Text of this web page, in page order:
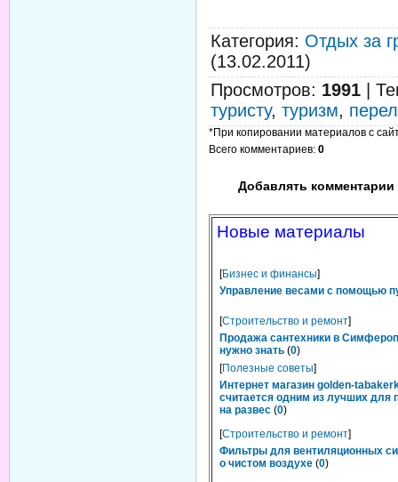
Категория: Отдых за
(13.02.2011)
Просмотров: 1991
туристу, туризм,
*При копировании материалов с
Всего комментариев: 0
Добавлять комментарии
Новые материалы
[Бизнес и финансы]
Управление весами с помощью
[Строительство и ремонт]
Продажа сантехники в
нужно знать (0)
[Полезные советы]
Интернет магазин golden-
считается одним из лучших для
на развес (0)
[Строительство и ремонт]
Фильтры для вентиляционных
о чистом воздухе (0)